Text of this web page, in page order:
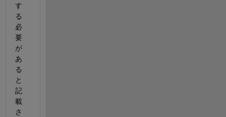
す
る
必
要
が
あ
る
と
記
載
さ